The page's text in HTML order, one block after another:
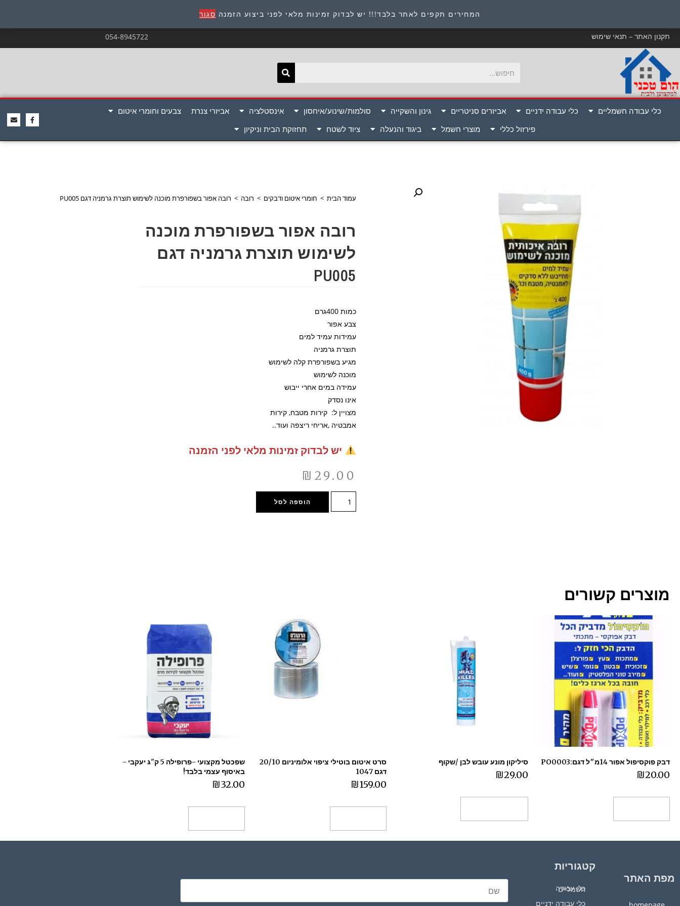
המחירים תקפים לאתר בלבד!!! יש לבדוק זמינות מלאי לפני ביצוע הזמנה סגור כתובת : היוזמים 9 אור יהודה שירות לקוחות 054-8945722
תקנון האתר – תנאי שימוש 054-8945722
כלי עבודה חשמליים כלי עבודה ידניים אביזרים סניטריים גינון והשקייה סולמות/שינוע/איחסון אינסטלציה אביזרי צנרת
צבעים וחומרי איטום
פירזול כללי
מוצרי חשמל ביגוד והנעלה ציוד לשטח תחזוקת הבית וניקיון
עמוד הבית > חומרי איטום ודבקים > רובה > רובה אפור בשפורפרת מוכנה לשימוש תוצרת גרמניה דגם PU005
רובה אפור בשפורפרת מוכנה
לשימוש תוצרת גרמניה דגם
PU005
כמות 400גרם
צבע אפור
עמידות עמיד למים
תוצרת גרמניה
מגיע בשפורפרת קלה לשימוש
מוכנה לשימוש
עמידה במים אחרי ייבוש
אינו נסדק
מצויין ל: קירות מטבח, קירות
אמבטיה ,אריחי ריצפה ועוד..
יש לבדוק זמינות מלאי לפני הזמנה
₪ 29.00
הוספה לסל
מוצרים קשורים
דבק פוקסיפול אפור 14מ״ל דגם:PO0003
₪20.00
סיליקון מונע עובש לבן /שקוף
₪29.00
סרט איטום בוטילי ציפוי אלומיניום 20/10
דגם 1047
₪159.00
שפכטל מקצועי -פרופילה 5 ק"ג יעקבי -
באיסוף עצמי בלבד!
₪32.00
מפת האתר
קטגוריות
כלי עבודה חשמליים
כלי עבודה ידניים